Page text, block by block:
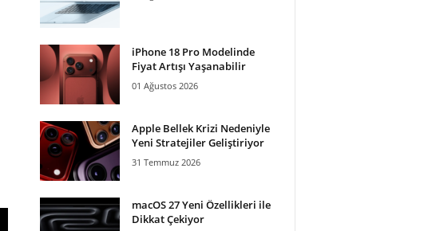
iPhone 18 Pro Modelinde
Fiyat Artışı Yaşanabilir
01 Ağustos 2026
Apple Bellek Krizi Nedeniyle
Yeni Stratejiler Geliştiriyor
31 Temmuz 2026
macOS 27 Yeni Özellikleri ile
Dikkat Çekiyor